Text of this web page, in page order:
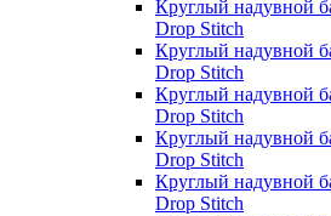
Круглый надувной
Drop Stitch
Круглый надувной
Drop Stitch
Круглый надувной
Drop Stitch
Круглый надувной
Drop Stitch
Круглый надувной
Drop Stitch